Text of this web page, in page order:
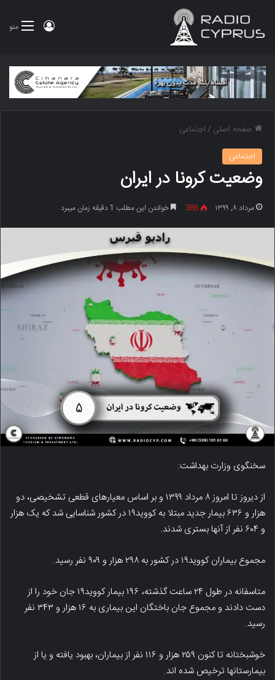
منو ورود
صفحه اصلی /اجتماعی
اجتماعی
وضعیت کرونا در ایران
مرداد ۸, ۱۳۹۹ 386 خواندن این مطلب 1 دقیقه زمان میبرد
سخنگوی وزارت بهداشت:
از دیروز تا امروز ۸ مرداد ۱۳۹۹ و بر اساس معیارهای قطعی تشخیصی، دو
هزار و ۶۳۶ بیمار جدید مبتلا به کووید۱۹ در کشور شناسایی شد که یک هزار
و ۶۰۴ نفر از آنها بستری شدند.
مجموع بیماران کووید۱۹ در کشور به ۲۹۸ هزار و ۹۰۹ نفر رسید.
متاسفانه در طول ۲۴ ساعت گذشته، ۱۹۶ بیمار کووید۱۹ جان خود را از
دست دادند و مجموع جان باختگان این بیماری به ۱۶ هزار و ۳۴۳ نفر
رسید.
خوشبختانه تا کنون ۲۵۹ هزار و ۱۱۶ نفر از بیماران، بهبود یافته و یا از
بیمارستانها ترخیص شده اند.